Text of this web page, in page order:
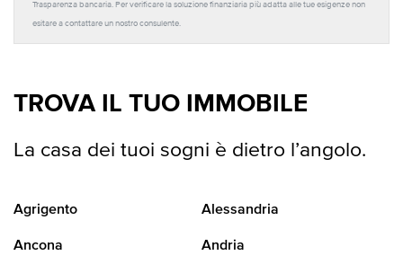
Trasparenza bancaria. Per verificare la soluzione finanziaria più adatta alle tue esigenze non
esitare a contattare un nostro consulente.
TROVA IL TUO IMMOBILE
La casa dei tuoi sogni è dietro l’angolo.
Agrigento Alessandria
Ancona Andria